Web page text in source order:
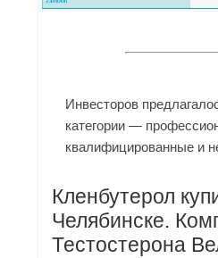
Инвесторов
категории —
квалифицированные и
Кленбутерол
Челябинске.
Тестостерона